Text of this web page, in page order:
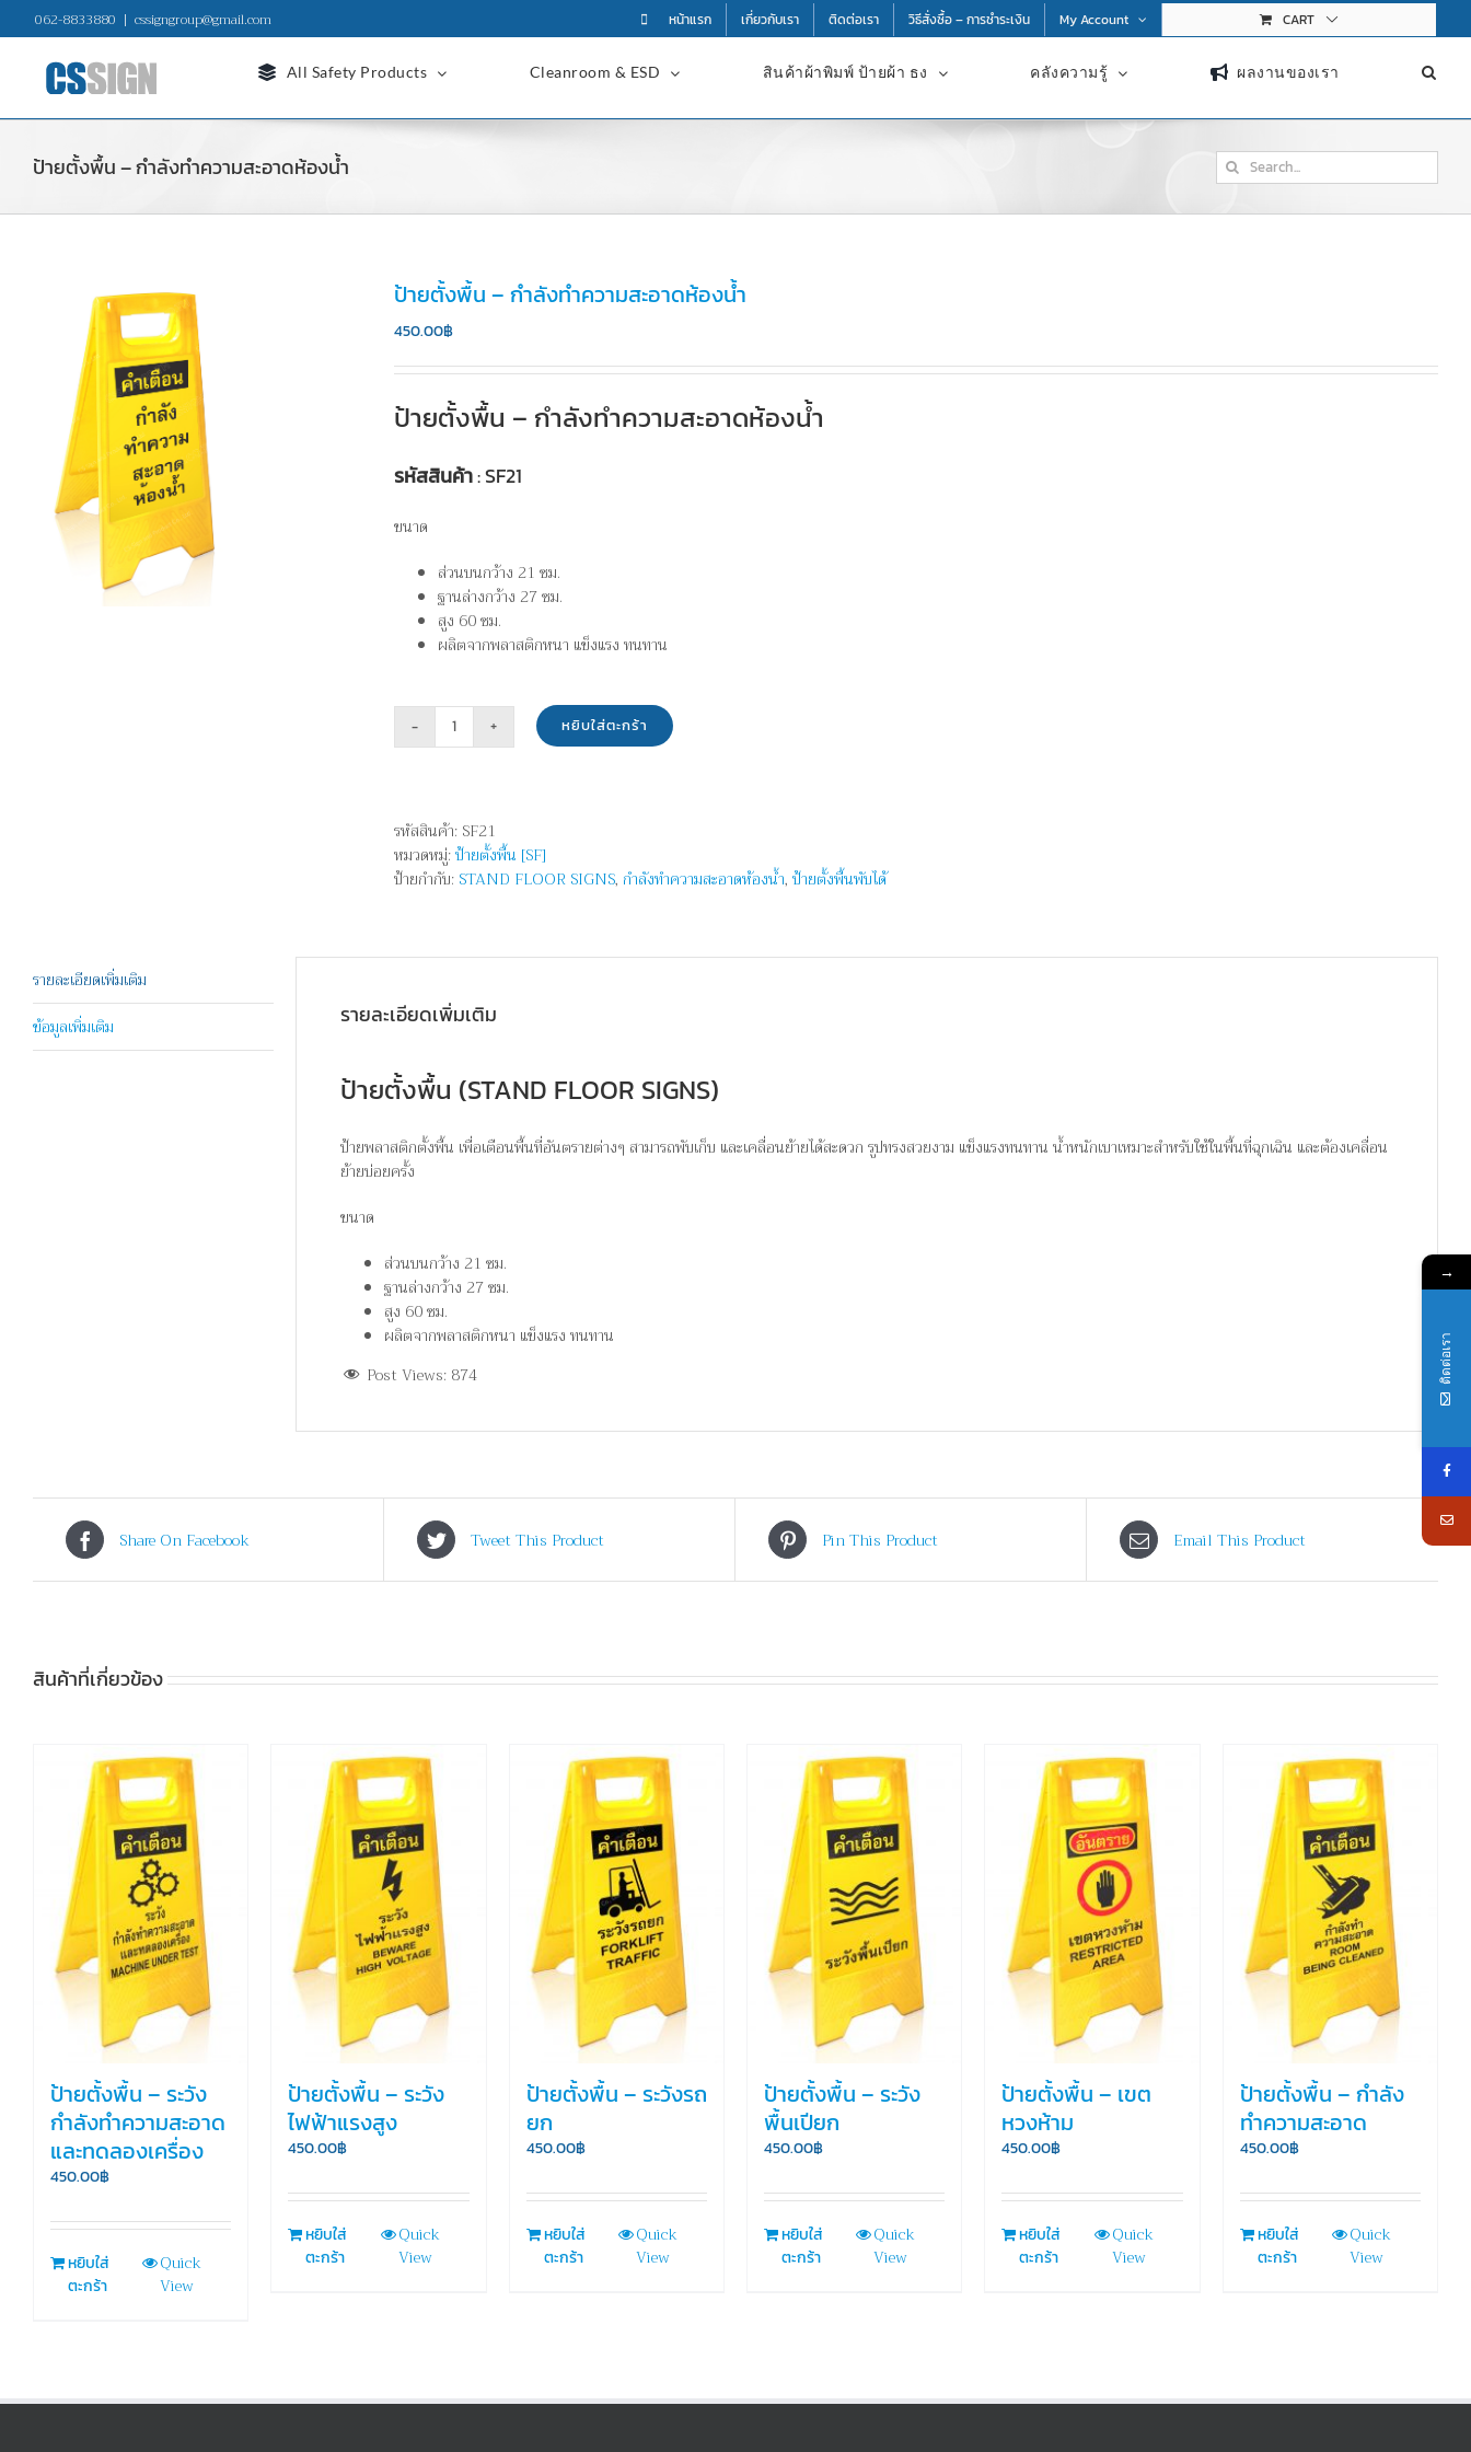
to
content
062-8833880 | cssigngroup@gmail.com หน้าแรก เกี่ยวกับเรา ติดต่อเรา วิธีสั่งซื้อ – การชำระเงิน My Account CART
All Safety Products Cleanroom & ESD สินค้าผ้าพิมพ์ ป้ายผ้า ธง คลังความรู้ ผลงานของเรา
ป้ายตั้งพื้น – กำลังทำความสะอาดห้องน้ำ
Search
for:
ป้ายตั้งพื้น – กำลังทำความสะอาดห้องน้ำ
450.00฿
ป้ายตั้งพื้น – กำลังทำความสะอาดห้องน้ำ
รหัสสินค้า: SF21
ขนาด
ส่วนบนกว้าง 21 ซม.
ฐานล่างกว้าง 27 ซม.
สูง 60 ซม.
ผลิตจากพลาสติกหนา แข็งแรง ทนทาน
จำนวน
-
กำลัง
ทำความ
ชิ้น
หยิบใส่ตะกร้า
รหัสสินค้า: SF21
หมวดหมู่:ป้ายตั้งพื้น [SF]
ป้ายกำกับ: STAND FLOOR SIGNS, กำลังทำความสะอาดห้องน้ำ, ป้ายตั้งพื้นพับได้
รายละเอียดเพิ่มเติม
ข้อมูลเพิ่มเติม
รายละเอียดเพิ่มเติม
ป้ายตั้งพื้น (STAND FLOOR SIGNS)
ป้ายพลาสติกตั้งพื้น เพื่อเตือนพื้นที่อันตรายต่างๆ สามารถพับเก็บ และเคลื่อนย้ายได้สะดวก รูปทรงสวยงาม แข็งแรงทนทาน น้ำหนักเบาเหมาะสำหรับใช้ในพื้นที่ฉุกเฉิน และต้องเคลื่อน
ย้ายบ่อยครั้ง
ขนาด
ส่วนบนกว้าง 21 ซม.
ฐานล่างกว้าง 27 ซม.
สูง 60 ซม.
ผลิตจากพลาสติกหนา แข็งแรง ทนทาน
Post Views: 874
Share On Facebook Tweet This Product Pin This Product Email This Product
สินค้าที่เกี่ยวข้อง
ป้ายตั้งพื้น – ระวัง
กำลังทำความสะอาด
และทดลองเครื่อง
450.00฿
หยิบใส่
ตะกร้า
Quick
View
ป้ายตั้งพื้น – ระวัง
ไฟฟ้าแรงสูง
450.00฿
หยิบใส่
ตะกร้า
Quick
View
ป้ายตั้งพื้น – ระวังรถ
ยก
450.00฿
หยิบใส่
ตะกร้า
Quick
View
ป้ายตั้งพื้น – ระวัง
พื้นเปียก
450.00฿
หยิบใส่
ตะกร้า
Quick
View
ป้ายตั้งพื้น – เขต
หวงห้าม
450.00฿
หยิบใส่
ตะกร้า
Quick
View
ป้ายตั้งพื้น – กำลัง
ทำความสะอาด
450.00฿
หยิบใส่
ตะกร้า
Quick
View
→
ติดต่อเรา